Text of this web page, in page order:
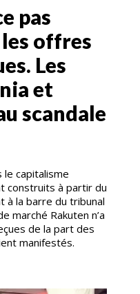
pas
offres
Les
et
scandale
capitalisme
construits à partir du
à la barre du tribunal
marché Rakuten n’a
de la part des
manifestés.